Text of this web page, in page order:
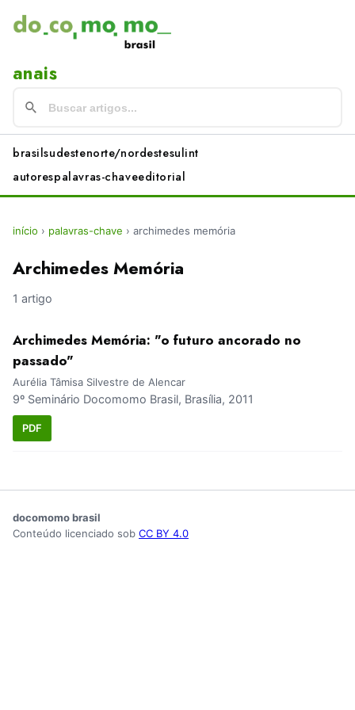
anais
brasilsudestenorte/nordestesulint
autorespalavras-chaveeditorial
início › palavras-chave › archimedes memória
Archimedes Memória
1 artigo
Archimedes Memória: "o futuro ancorado no
passado"
Aurélia Tâmisa Silvestre de Alencar
9º Seminário Docomomo Brasil, Brasília, 2011
PDF
docomomo brasil
Conteúdo licenciado sob CC BY 4.0